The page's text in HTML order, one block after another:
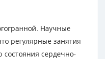
Научные
регулярные занятия
сердечно-